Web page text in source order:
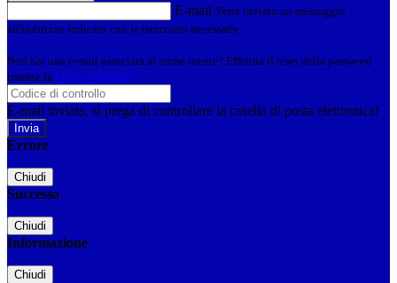
E-mail Verrà inviato un messaggio
all'indirizzo indicato con le istruzioni necessarie.
Non hai una e-mail associata al nome utente? Effettua il reset della password
tramite la Login Spaggiari
E-mail inviata, si prega di controllare la casella di posta elettronica!
Errore
Chiudi
Successo
Chiudi
Informazione
Chiudi